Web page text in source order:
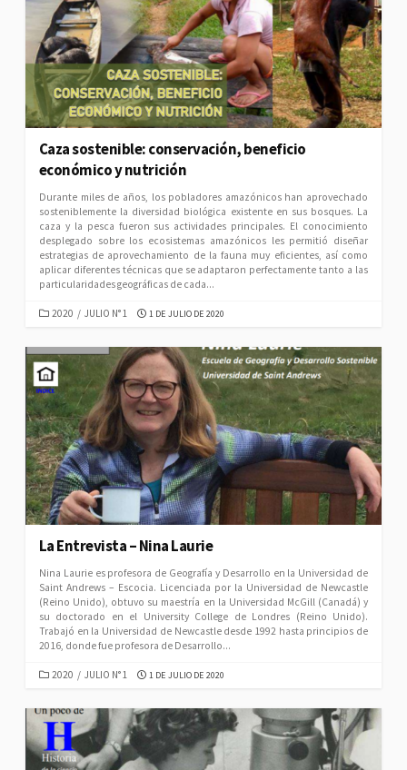
Caza sostenible: conservación, beneficio
económico y nutrición
Durante miles de años, los pobladores amazónicos han aprovechado
sosteniblemente la diversidad biológica existente en sus bosques. La
caza y la pesca fueron sus actividades principales. El conocimiento
desplegado sobre los ecosistemas amazónicos les permitió diseñar
estrategias de aprovechamiento de la fauna muy eficientes, así como
aplicar diferentes técnicas que se adaptaron perfectamente tanto a las
particularidades geográficas de cada...
CATEGORIES
2020 / JULIO N° 1 PUBLISHED
DATE
1 DE JULIO DE 2020
La Entrevista – Nina Laurie
Nina Laurie es profesora de Geografía y Desarrollo en la Universidad de
Saint Andrews – Escocia. Licenciada por la Universidad de Newcastle
(Reino Unido), obtuvo su maestría en la Universidad McGill (Canadá) y
su doctorado en el University College de Londres (Reino Unido).
Trabajó en la Universidad de Newcastle desde 1992 hasta principios de
2016, donde fue profesora de Desarrollo...
CATEGORIES
2020 / JULIO N° 1 PUBLISHED
DATE
1 DE JULIO DE 2020